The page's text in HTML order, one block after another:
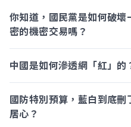
你知道，國民黨是如何破
密的機密交易嗎？
中國是如何滲透網「紅」的
國防特別預算，藍白到底
居心？